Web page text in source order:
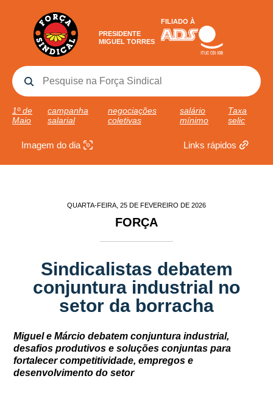
PRESIDENTE
MIGUEL TORRES
FILIADO À
1º de
Maio
campanha
salarial
negociações
coletivas
salário
mínimo
Taxa
selic
Imagem do dia Links rápidos
QUARTA-FEIRA, 25 DE FEVEREIRO DE 2026
FORÇA
Sindicalistas debatem
conjuntura industrial no
setor da borracha
Miguel e Márcio debatem conjuntura industrial,
desafios produtivos e soluções conjuntas para
fortalecer competitividade, empregos e
desenvolvimento do setor